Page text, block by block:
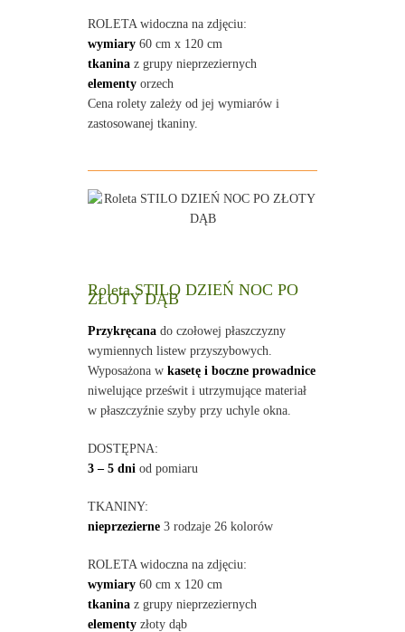
ROLETA widoczna na zdjęciu:
wymiary60 cm x 120 cm
tkaninaz grupy nieprzeziernych
elementyorzech
Cena rolety zależy od jej wymiarów i
zastosowanej tkaniny.
Roleta STILO DZIEŃ NOC PO
ZŁOTY DĄB
Przykręcanado czołowej płaszczyzny
wymiennych listew przyszybowych.
Wyposażona w kasetę i boczne prowadnice
niwelujące prześwit i utrzymujące materiał
w płaszczyźnie szyby przy uchyle okna.
DOSTĘPNA:
3 – 5 dni od pomiaru
TKANINY:
nieprzezierne3 rodzaje 26 kolorów
ROLETA widoczna na zdjęciu:
wymiary60 cm x 120 cm
tkaninaz grupy nieprzeziernych
elementyzłoty dąb